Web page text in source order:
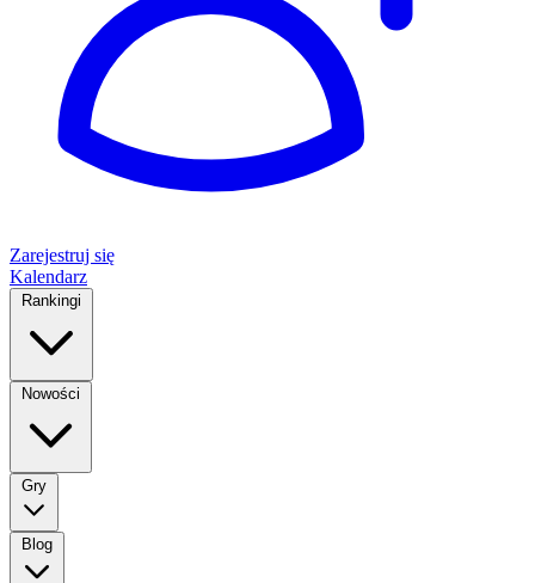
Zarejestruj się
Kalendarz
Rankingi
Nowości
Gry
Blog